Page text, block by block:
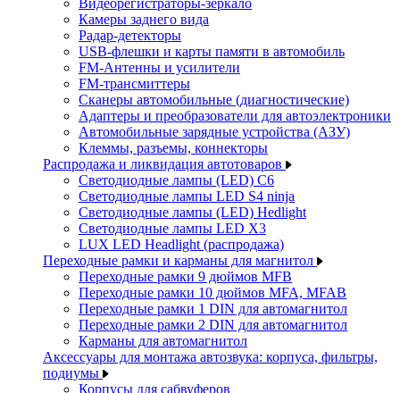
Видеорегистраторы-зеркало
Камеры заднего вида
Радар-детекторы
USB-флешки и карты памяти в автомобиль
FM-Антенны и усилители
FM-трансмиттеры
Сканеры автомобильные (диагностические)
Адаптеры и преобразователи для автоэлектроники
Автомобильные зарядные устройства (АЗУ)
Клеммы, разъемы, коннекторы
Распродажа и ликвидация автотоваров
Светодиодные лампы (LED) C6
Светодиодные лампы LED S4 ninja
Светодиодные лампы (LED) Hedlight
Светодиодные лампы LED X3
LUX LED Headlight (распродажа)
Переходные рамки и карманы для магнитол
Переходные рамки 9 дюймов MFB
Переходные рамки 10 дюймов MFA, MFAB
Переходные рамки 1 DIN для автомагнитол
Переходные рамки 2 DIN для автомагнитол
Карманы для автомагнитол
Аксессуары для монтажа автозвука: корпуса, фильтры,
подиумы
Корпусы для сабвуферов